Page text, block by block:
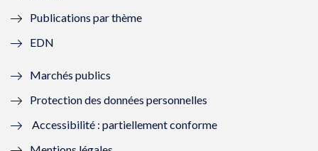
f
n
ê
t
e
n
ê
ê
t
ê
Publications par thème
EDN
Marchés publics
Protection des données personnelles
Accessibilité : partiellement conforme